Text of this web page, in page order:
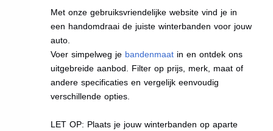
Met onze gebruiksvriendelijke website vind je in
een handomdraai de juiste winterbanden voor jouw
auto.
Voer simpelweg je bandenmaat in en ontdek ons
uitgebreide aanbod. Filter op prijs, merk, maat of
andere specificaties en vergelijk eenvoudig
verschillende opties.
LET OP: Plaats je jouw winterbanden op aparte